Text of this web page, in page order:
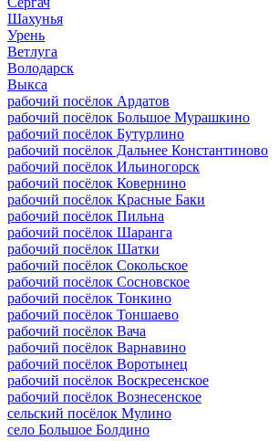
Шахунья
Урень
Ветлуга
Володарск
Выкса
рабочий посёлок Ардатов
рабочий посёлок Большое Мурашкино
рабочий посёлок Бутурлино
рабочий посёлок Дальнее Константиново
рабочий посёлок Ильиногорск
рабочий посёлок Ковернино
рабочий посёлок Красные Баки
рабочий посёлок Пильна
рабочий посёлок Шаранга
рабочий посёлок Шатки
рабочий посёлок Сокольское
рабочий посёлок Сосновское
рабочий посёлок Тонкино
рабочий посёлок Тоншаево
рабочий посёлок Вача
рабочий посёлок Варнавино
рабочий посёлок Воротынец
рабочий посёлок Воскресенское
рабочий посёлок Вознесенское
сельский посёлок Мулино
село Большое Болдино